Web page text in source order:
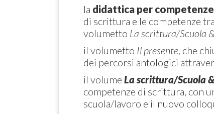
la didattica per competenze
di scrittura e le competenze
volumetto La scrittura/Scuola
il volumetto Il presente, che
dei percorsi antologici
il volume La scrittura/Scuola
competenze di scrittura, con
scuola/lavoro e il nuovo